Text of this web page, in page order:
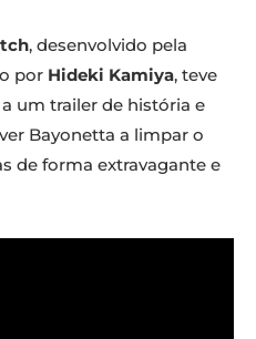
, desenvolvido pela
por Hideki Kamiya, teve
um trailer de história e
Bayonetta a limpar o
de forma extravagante e